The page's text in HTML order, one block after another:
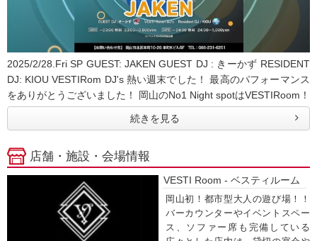
2025/2/28.Fri SP GUEST: JAKEN GUEST DJ : きーかず RESIDENT
DJ: KIOU VESTIRom DJ's 熱い週末でした！ 最高のパフォーマンス
をありがとうございました！ 岡山のNo1 Night spotはVESTIRoom！
続きを見る
店舗・施設・会場情報
VESTI Room - ベスティルーム
岡山初！都市型大人の遊び場！！
バーカウンターやイベントスペー
ス、ソファー席も完備している